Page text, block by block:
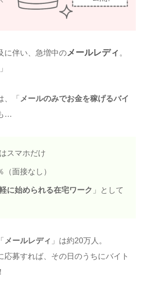
に伴い、急増中のメールレディ 。
」
、「 メールのみでお金を稼げるバイ
…
スマホだけ
面接なし）
に始められる在宅ワーク 」として
メールレディ 」は約20万人。
応募すれば、その日のうちにバイト